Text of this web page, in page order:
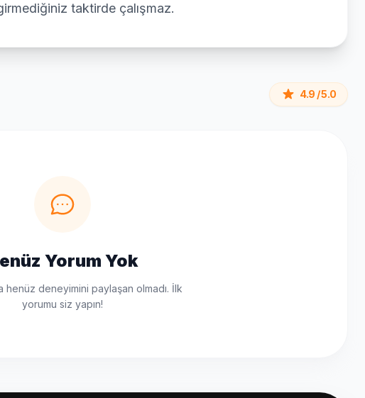
taktirde çalışmaz.
4.9 / 5.0
Yorum Yok
henüz deneyimini paylaşan olmadı. İlk
yorumu siz yapın!